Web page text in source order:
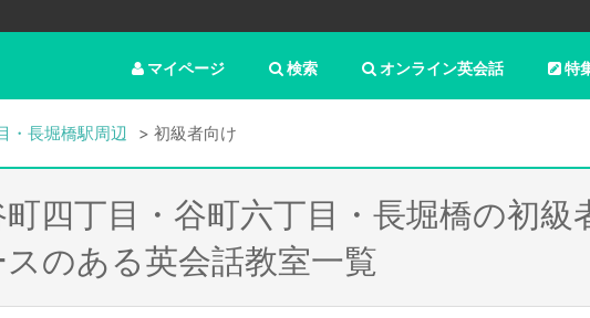
特
オンライン英会話
検索
マイページ
・長堀橋駅周辺 初級者向け
町四丁目・谷町六丁目・長堀橋の初級
スのある英会話教室一覧